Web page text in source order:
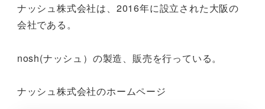
ナッシュ株式会社は、2016年に設立された大阪の
会社である。
nosh(ナッシュ）の製造、販売を行っている。
ナッシュ株式会社のホームページ